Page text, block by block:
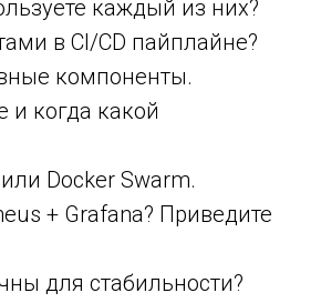
каждый из них?
в CI/CD пайплайне?
компоненты.
и когда какой
Docker Swarm.
+ Grafana? Приведите
для стабильности?